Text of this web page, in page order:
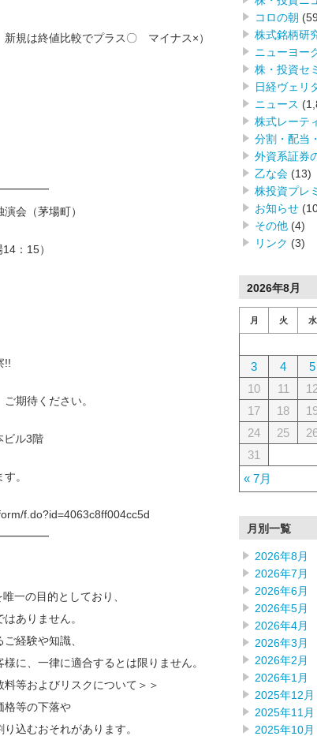
規は終値比較でプラス〇 マイナス×）
会（茅場町）
：15）
!!
期待ください。
ビル3階
。
f.do?id=4063c8ff004cc5d
一の目的としており、
ありません。
経験や知識、
に、一律に適合するとは限りません。
等およびリスクについて＞＞
格等の下落や
込むおそれがあります。
コロの朝
株式銘柄研
ニューヨー
株・投資セ
日経ヴェリ
ニュース
株式レーテ
分割・配当
外資系証券
乙な会 (13)
株投資プレ
お知らせ
その他 (4)
リンク (3)
2026年8月
月 火 水
« 7月
3
4 5
10
11
17
18
24
25
31
月別一覧
2026年8月
2026年7月
2026年6月
2026年5月
2026年4月
2026年3月
2026年2月
2026年1月
2025年12月
2025年11月
2025年10月